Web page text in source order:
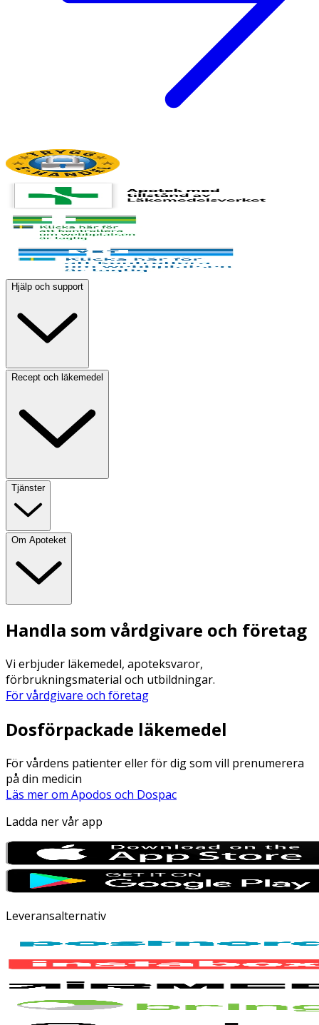
Hjälp och support
Recept och läkemedel
Tjänster
Om Apoteket
Handla som vårdgivare och företag
Vi erbjuder läkemedel, apoteksvaror,
förbrukningsmaterial och utbildningar.
För vårdgivare och företag
Dosförpackade läkemedel
För vårdens patienter eller för dig som vill prenumerera
på din medicin
Läs mer om Apodos och Dospac
Ladda ner vår app
Leveransalternativ